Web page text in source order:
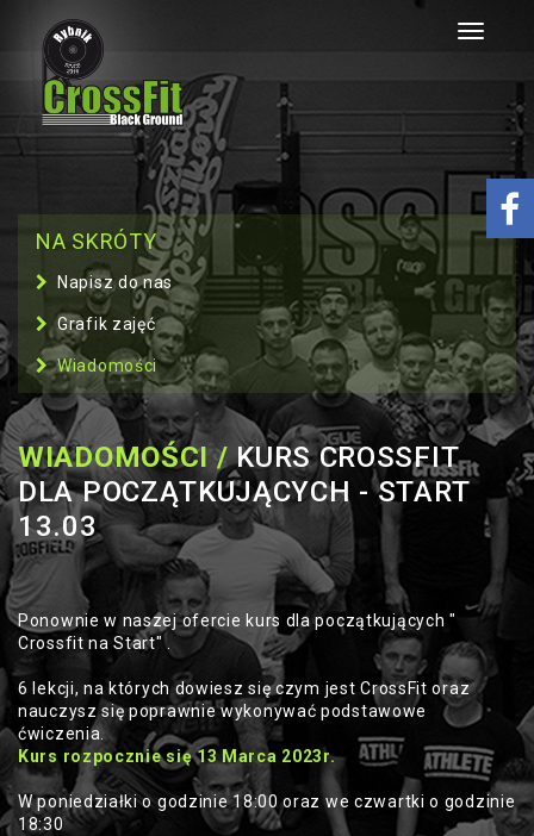
Toggle
NA SKRÓTY
Napisz do nas
Grafik zajęć
Wiadomości
WIADOMOŚCI /KURS CROSSFIT
DLA POCZĄTKUJĄCYCH - START
13.03
Ponownie w naszej ofercie kurs dla początkujących "
Crossfit na Start" .
6 lekcji, na których dowiesz się czym jest CrossFit oraz
nauczysz się poprawnie wykonywać podstawowe
ćwiczenia.
Kurs rozpocznie się 13 Marca 2023r.
W poniedziałki o godzinie 18:00 oraz we czwartki o godzinie
18:30